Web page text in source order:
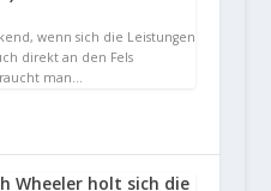
wenn sich die Leistungen
direkt an den Fels
man…
Wheeler holt sich die